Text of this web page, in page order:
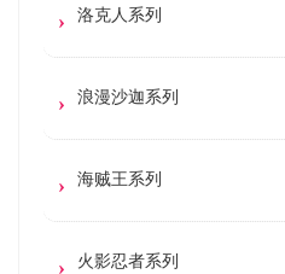
洛克人系列
浪漫沙迦系列
海贼王系列
火影忍者系列